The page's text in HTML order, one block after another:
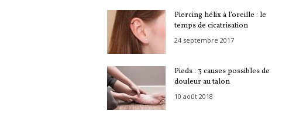
Piercing hélix à l’oreille : le
temps de cicatrisation
24 septembre 2017
Pieds : 3 causes possibles de
douleur au talon
10 août 2018